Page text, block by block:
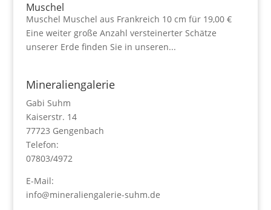
Muschel
Muschel Muschel aus Frankreich 10 cm für 19,00 €
Eine weiter große Anzahl versteinerter Schätze
unserer Erde finden Sie in unseren...
Mineraliengalerie
Gabi Suhm
Kaiserstr. 14
77723 Gengenbach
Telefon:
07803/4972
E-Mail:
info@mineraliengalerie-suhm.de